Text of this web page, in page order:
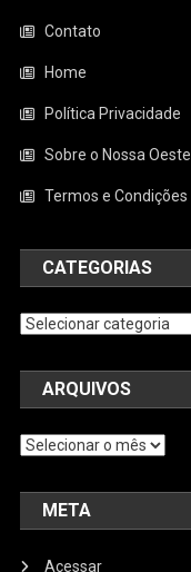
Contato
Home
Política Privacidade
Sobre o Nossa Oeste
Termos e Condições
CATEGORIAS
Categorias
ARQUIVOS
Arquivos
META
Acessar